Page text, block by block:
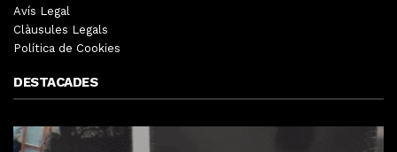
Avís Legal
Clàusules Legals
Política de Cookies
DESTACADES